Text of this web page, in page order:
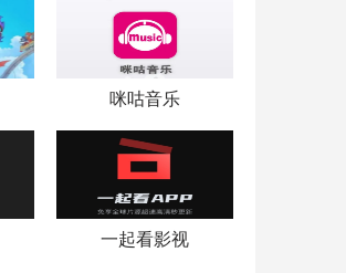
咪咕音乐
一起看影视